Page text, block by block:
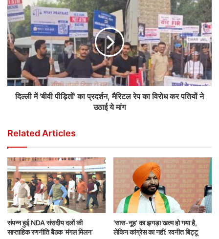
दिल्ली में 'बीवी पीड़ितों' का प्रदर्शन, मैरिटल रेप का विरोध कर पतियों ने
उठाई ये मांग
Related Articles
संपन्न हुई NDA संसदीय दलों की
साप्ताहिक रणनीति बैठक ‘मंगल मिलन’
‘सास-नूह’ का झगड़ा खत्म हो गया है,
लेकिन कांग्रेस का नहीं: रवनीत बिट्टू